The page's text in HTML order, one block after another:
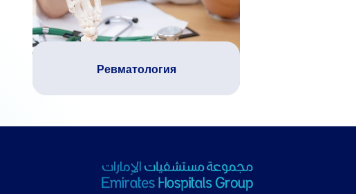
Ревматология